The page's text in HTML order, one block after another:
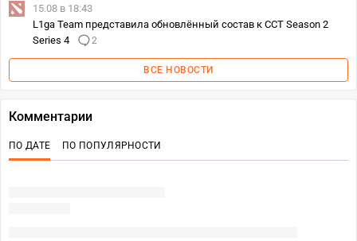
15.08 в 18:43
L1ga Team представила обновлённый состав к ССT Season 2
Series 4
2
ВСЕ НОВОСТИ
Комментарии
ПО ДАТЕ ПО ПОПУЛЯРНОСТИ